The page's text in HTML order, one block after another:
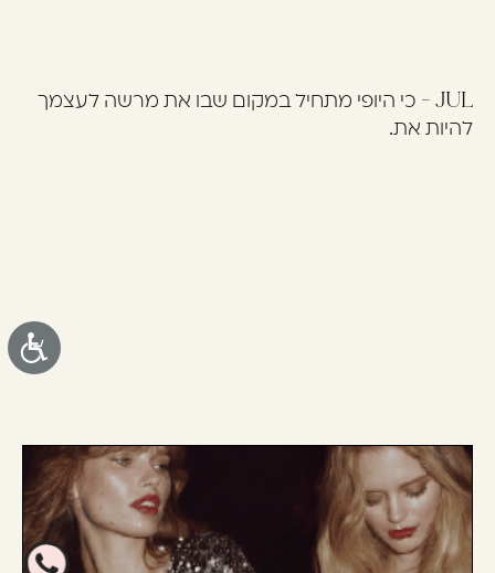
JUL - כי היופי מתחיל במקום שבו את מרשה לעצמך
להיות את.